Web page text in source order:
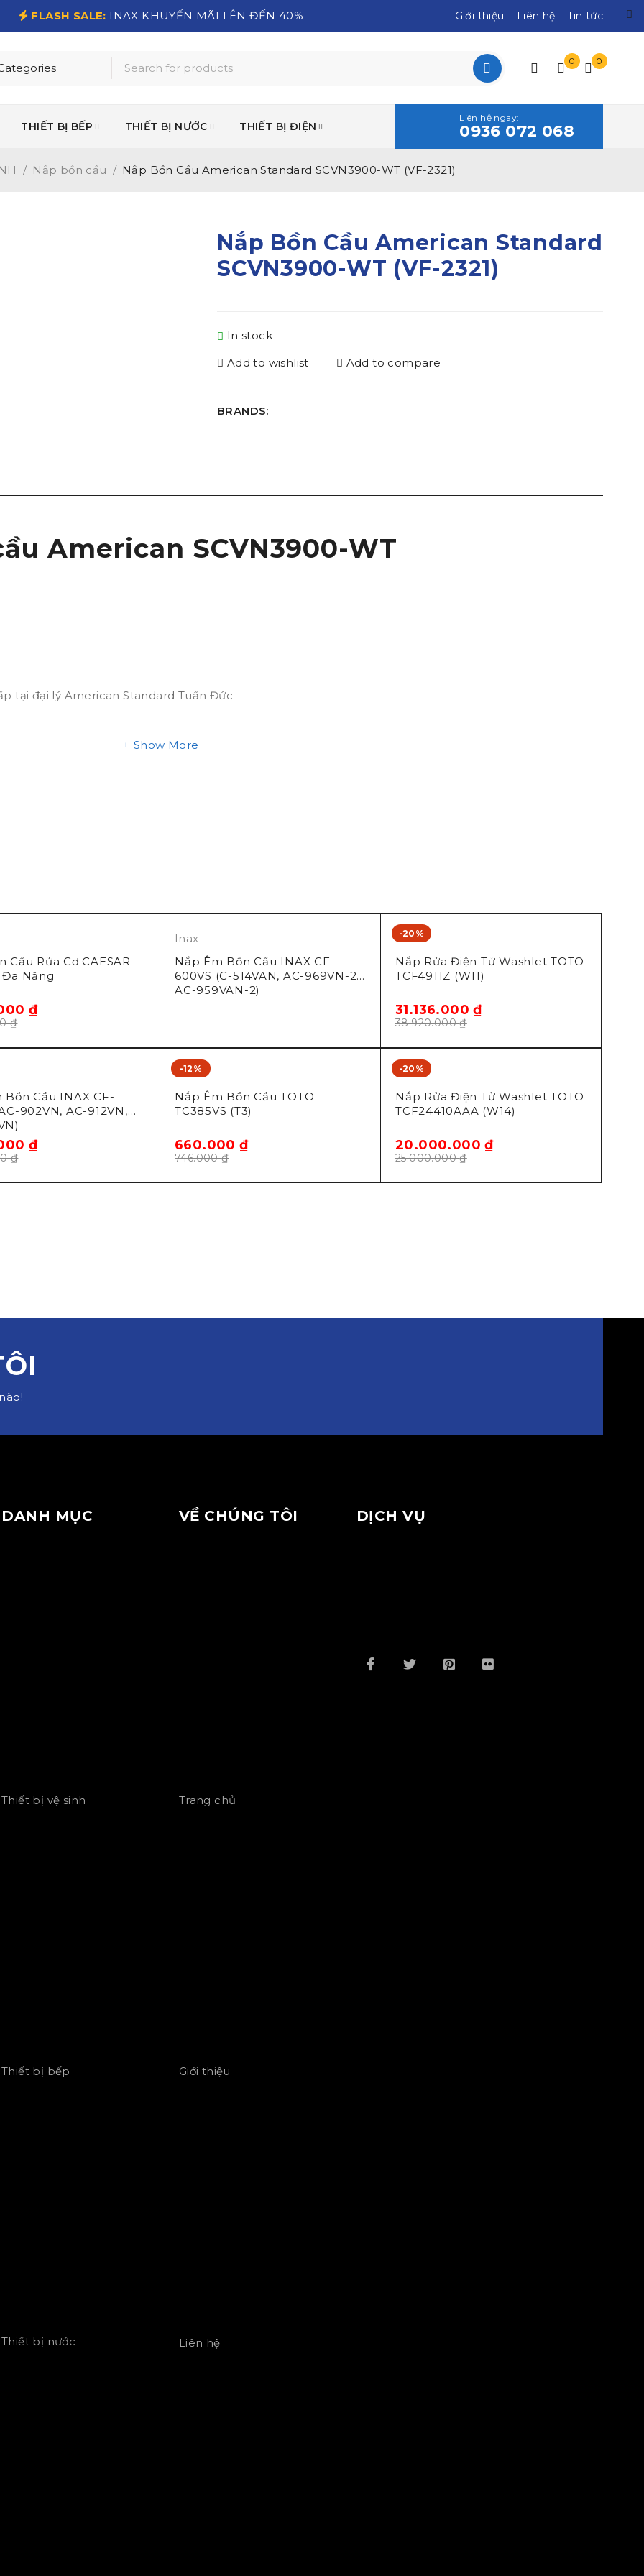
FLASH SALE: INAX KHUYẾN MÃI LÊN ĐẾN 40% Giới thiệu Liên hệ Tin tức
0 0
THIẾT BỊ BẾP THIẾT BỊ NƯỚC THIẾT BỊ ĐIỆN
Liên hệ ngay:
0936 072 068
/ Nắp bồn cầu / Nắp Bồn Cầu American Standard SCVN3900-WT (VF-2321)
Nắp Bồn Cầu American Standard
SCVN3900-WT (VF-2321)
In stock
Add to wishlist
Add to compare
BRANDS:
American SCVN3900-WT
tại đại lý American Standard Tuấn Đức
Show More
Cầu Rửa Cơ CAESAR
Đa Năng
₫
₫
Inax
Nắp Êm Bồn Cầu INAX CF-
600VS (C-514VAN, AC-969VN-2,
AC-959VAN-2)
-20%
Toto
Nắp Rửa Điện Tử Washlet TOTO
TCF4911Z (W11)
38.920.000₫
31.136.000₫
Bồn Cầu INAX CF-
902VN, AC-912VN,
₫
₫
-12%
Toto
Nắp Êm Bồn Cầu TOTO
TC385VS (T3)
746.000₫
660.000₫
-20%
Toto
Nắp Rửa Điện Tử Washlet TOTO
TCF24410AAA (W14)
25.000.000₫
20.000.000₫
DANH MỤC
Thiết bị vệ sinh
Thiết bị bếp
Thiết bị nước
VỀ CHÚNG TÔI
Trang chủ
Giới thiệu
Liên hệ
DỊCH VỤ